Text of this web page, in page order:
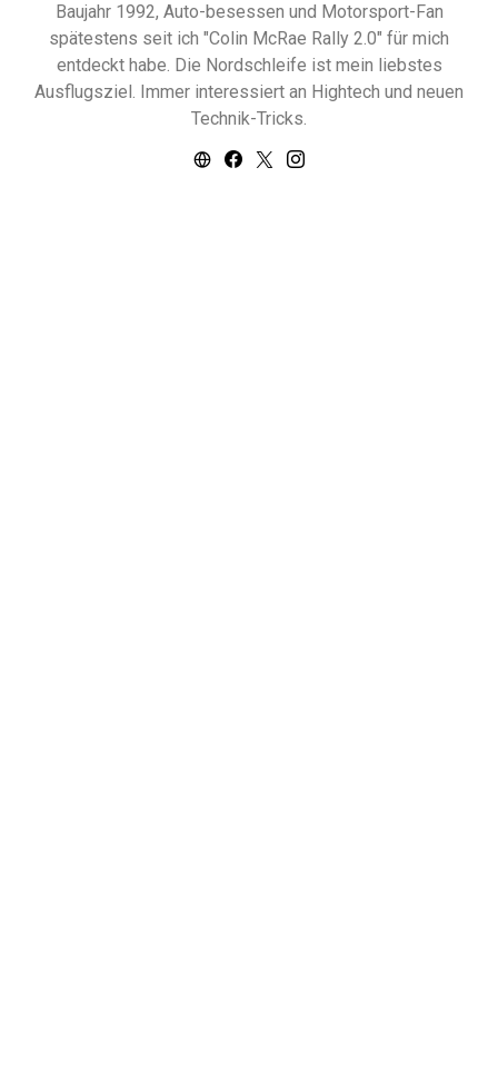
Baujahr 1992, Auto-besessen und Motorsport-Fan
spätestens seit ich "Colin McRae Rally 2.0" für mich
entdeckt habe. Die Nordschleife ist mein liebstes
Ausflugsziel. Immer interessiert an Hightech und neuen
Technik-Tricks.